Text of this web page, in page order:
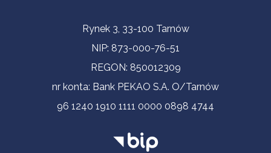
Informacje kontaktoweRynek 3, 33-100 Tarnów
NIP: 873-000-76-51
REGON: 850012309
nr konta: Bank PEKAO S.A. O/Tarnów
96 1240 1910 1111 0000 0898 4744